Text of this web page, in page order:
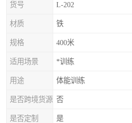
货号 L-202
材质 铁
规格 400米
适用场景 *训练
用途 体能训练
是否跨境货源 否
是否定制 是